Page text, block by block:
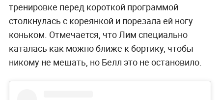
тренировке перед короткой программой
столкнулась с кореянкой и порезала ей ногу
коньком. Отмечается, что Лим специально
каталась как можно ближе к бортику, чтобы
никому не мешать, но Белл это не остановило.